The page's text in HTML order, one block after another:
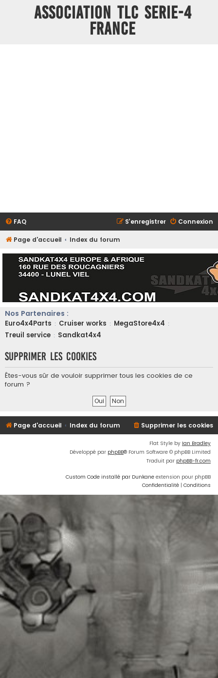
ASSOCIATION TLC SERIE-4
FRANCE
FAQ Connexion
S’enregistrer
Page d'accueil Index du forum
Nos Partenaires :
Euro4x4Parts : Cruiser works : MegaStore4x4 :
Treuil service : Sandkat4x4
Supprimer les cookies
Êtes-vous sûr de vouloir supprimer tous les cookies de ce
forum ?
Page d'accueil Index du forum Supprimer les cookies
Flat Style by Ian Bradley
Développé par phpBB® Forum Software © phpBB Limited
Traduit par phpBB-fr.com
Custom Code installé par Dunkane extension pour phpBB
Confidentialité | Conditions